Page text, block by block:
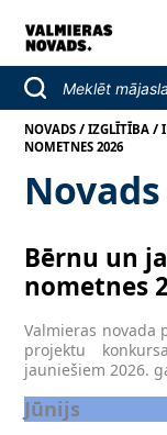
NOVADS /IZGLĪTĪBA /
NOMETNES 2026
Novads
Bērnu un
nometnes
Valmieras novada
projektu
jauniešiem 2026.
Jūnijs